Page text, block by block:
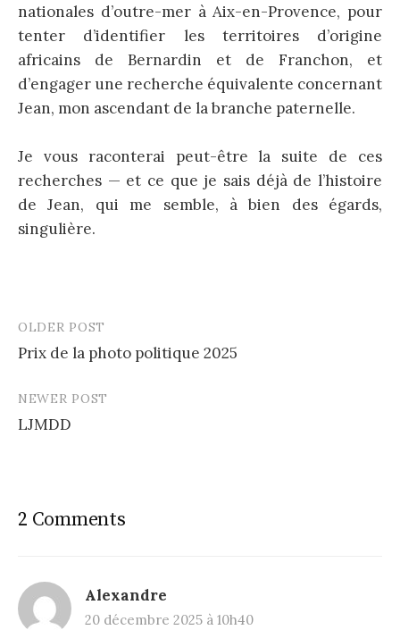
nationales d’outre-mer à Aix-en-Provence, pour
tenter d’identifier les territoires d’origine
africains de Bernardin et de Franchon, et
d’engager une recherche équivalente concernant
Jean, mon ascendant de la branche paternelle.
Je vous raconterai peut-être la suite de ces
recherches — et ce que je sais déjà de l’histoire
de Jean, qui me semble, à bien des égards,
singulière.
Post
navigation
OLDER POST
Prix de la photo politique 2025
NEWER POST
LJMDD
2 Comments
Alexandre
20 décembre 2025 à 10h40